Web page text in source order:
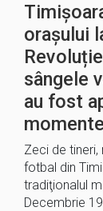
orașului
sângele
au fost
Zeci de
fotbal din
tradiţionalul
Decembrie